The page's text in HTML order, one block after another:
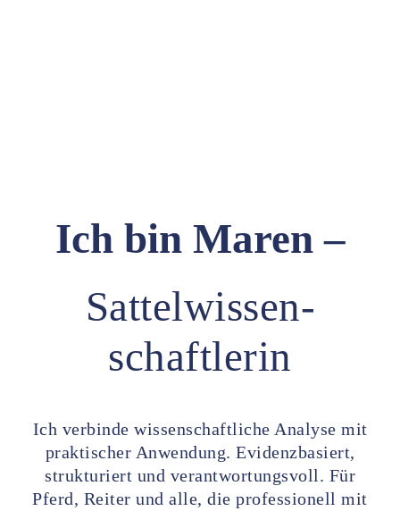
Ich bin Maren–
Sattelwissen­­
schaftlerin
Ich verbinde wissenschaftliche Analyse mit
praktischer Anwendung. Evidenzbasiert,
strukturiert und verantwortungsvoll. Für
Pferd, Reiter und alle, die professionell mit